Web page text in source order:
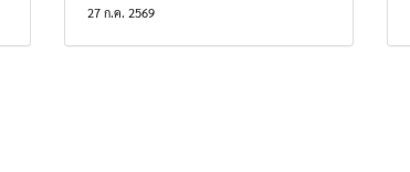
27 ก.ค. 2569